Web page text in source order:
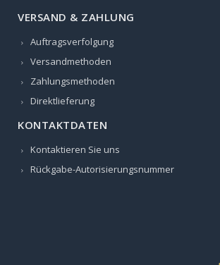
VERSAND & ZAHLUNG
Auftragsverfolgung
Versandmethoden
Zahlungsmethoden
Direktlieferung
KONTAKTDATEN
Kontaktieren Sie uns
Rückgabe-Autorisierungsnummer